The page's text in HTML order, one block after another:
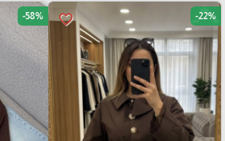
favorite_border -22%
-58%